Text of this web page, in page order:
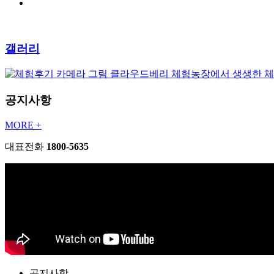
갤러리
클라우드베리 체험농장에서 생생한
공지사항
MORE +
대표전화 1800-5635